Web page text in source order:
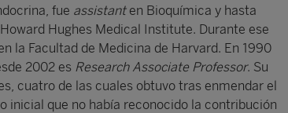
fue assistant en Bioquímica y hasta
Hughes Medical Institute. Durante ese
la Facultad de Medicina de Harvard. En 1990
2002 es Research Associate Professor. Su
cuatro de las cuales obtuvo tras enmendar el
inicial que no había reconocido la contribución